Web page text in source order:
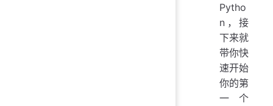
Pytho
n，接
下来就
带你快
速开始
你的第
一个